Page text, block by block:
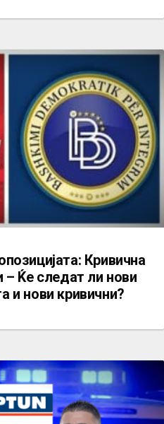
Кривична
– Ќе следат ли нови
и нови кривични?